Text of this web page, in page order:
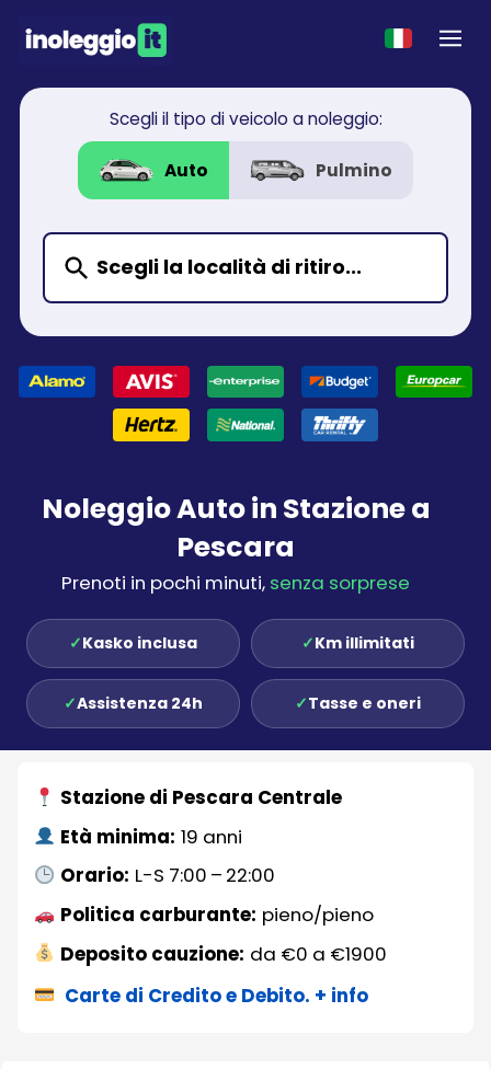
Scegli il tipo di veicolo a noleggio:
Auto Pulmino
Scegli la località di ritiro...
Noleggio Auto in Stazione a
Pescara
Prenoti in pochi minuti, senza sorprese
✓Kasko inclusa ✓Km illimitati
✓Assistenza 24h ✓Tasse e oneri
Stazione di Pescara Centrale
Età minima: 19 anni
Orario: L-S 7:00 – 22:00
Politica carburante: pieno/pieno
Deposito cauzione: da €0 a €1900
Carte di Credito e Debito. + info